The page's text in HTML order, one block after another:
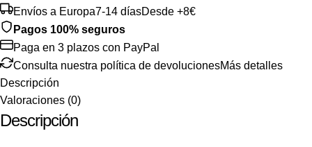
Envíos a Europa7-14 díasDesde +8€
Pagos 100% seguros
Paga en 3 plazos con PayPal
Consulta nuestra política de devolucionesMás detalles
Descripción
Valoraciones (0)
Descripción